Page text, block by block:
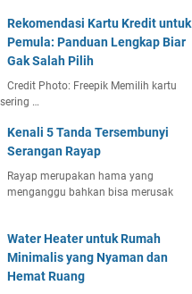
Rekomendasi Kartu Kredit untuk
Pemula: Panduan Lengkap Biar
Gak Salah Pilih
Credit Photo: Freepik Memilih kartu
…
Kenali 5 Tanda Tersembunyi
Serangan Rayap
Rayap merupakan hama yang
menganggu bahkan bisa merusak
Water Heater untuk Rumah
Minimalis yang Nyaman dan
Hemat Ruang